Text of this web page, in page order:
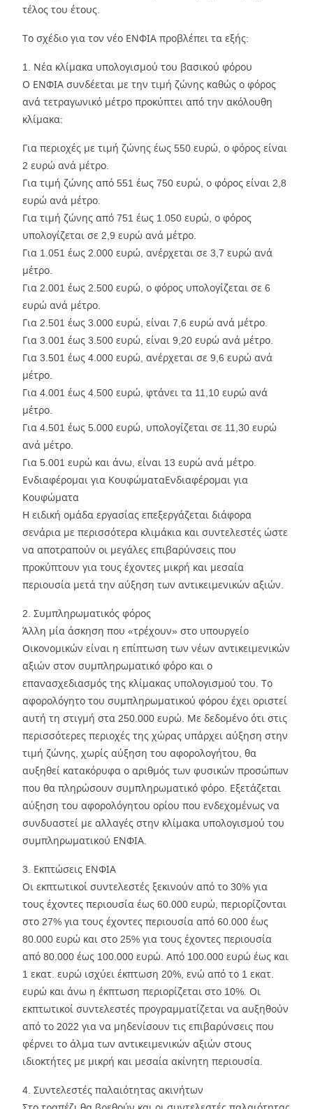
τέλος του έτους.
Το σχέδιο για τον νέο ΕΝΦΙΑ προβλέπει τα εξής:
1. Νέα κλίμακα υπολογισμού του βασικού φόρου
Ο ΕΝΦΙΑ συνδέεται με την τιμή ζώνης καθώς ο φόρος
ανά τετραγωνικό μέτρο προκύπτει από την ακόλουθη
κλίμακα:
Για περιοχές με τιμή ζώνης έως 550 ευρώ, ο φόρος είναι
2 ευρώ ανά μέτρο.
Για τιμή ζώνης από 551 έως 750 ευρώ, ο φόρος είναι 2,8
ευρώ ανά μέτρο.
Για τιμή ζώνης από 751 έως 1.050 ευρώ, ο φόρος
υπολογίζεται σε 2,9 ευρώ ανά μέτρο.
Για 1.051 έως 2.000 ευρώ, ανέρχεται σε 3,7 ευρώ ανά
μέτρο.
Για 2.001 έως 2.500 ευρώ, ο φόρος υπολογίζεται σε 6
ευρώ ανά μέτρο.
Για 2.501 έως 3.000 ευρώ, είναι 7,6 ευρώ ανά μέτρο.
Για 3.001 έως 3.500 ευρώ, είναι 9,20 ευρώ ανά μέτρο.
Για 3.501 έως 4.000 ευρώ, ανέρχεται σε 9,6 ευρώ ανά
μέτρο.
Για 4.001 έως 4.500 ευρώ, φτάνει τα 11,10 ευρώ ανά
μέτρο.
Για 4.501 έως 5.000 ευρώ, υπολογίζεται σε 11,30 ευρώ
ανά μέτρο.
Για 5.001 ευρώ και άνω, είναι 13 ευρώ ανά μέτρο.
Ενδιαφέρομαι για ΚουφώματαΕνδιαφέρομαι για
Κουφώματα
Η ειδική ομάδα εργασίας επεξεργάζεται διάφορα
σενάρια με περισσότερα κλιμάκια και συντελεστές ώστε
να αποτραπούν οι μεγάλες επιβαρύνσεις που
προκύπτουν για τους έχοντες μικρή και μεσαία
περιουσία μετά την αύξηση των αντικειμενικών αξιών.
2. Συμπληρωματικός φόρος
Άλλη μία άσκηση που «τρέχουν» στο υπουργείο
Οικονομικών είναι η επίπτωση των νέων αντικειμενικών
αξιών στον συμπληρωματικό φόρο και ο
επανασχεδιασμός της κλίμακας υπολογισμού του. Το
αφορολόγητο του συμπληρωματικού φόρου έχει οριστεί
αυτή τη στιγμή στα 250.000 ευρώ. Με δεδομένο ότι στις
περισσότερες περιοχές της χώρας υπάρχει αύξηση στην
τιμή ζώνης, χωρίς αύξηση του αφορολογήτου, θα
αυξηθεί κατακόρυφα ο αριθμός των φυσικών προσώπων
που θα πληρώσουν συμπληρωματικό φόρο. Εξετάζεται
αύξηση του αφορολόγητου ορίου που ενδεχομένως να
συνδυαστεί με αλλαγές στην κλίμακα υπολογισμού του
συμπληρωματικού ΕΝΦΙΑ.
3. Εκπτώσεις ΕΝΦΙΑ
Οι εκπτωτικοί συντελεστές ξεκινούν από το 30% για
τους έχοντες περιουσία έως 60.000 ευρώ, περιορίζονται
στο 27% για τους έχοντες περιουσία από 60.000 έως
80.000 ευρώ και στο 25% για τους έχοντες περιουσία
από 80.000 έως 100.000 ευρώ. Από 100.000 ευρώ έως και
1 εκατ. ευρώ ισχύει έκπτωση 20%, ενώ από το 1 εκατ.
ευρώ και άνω η έκπτωση περιορίζεται στο 10%. Οι
εκπτωτικοί συντελεστές προγραμματίζεται να αυξηθούν
από το 2022 για να μηδενίσουν τις επιβαρύνσεις που
φέρνει το άλμα των αντικειμενικών αξιών στους
ιδιοκτήτες με μικρή και μεσαία ακίνητη περιουσία.
4. Συντελεστές παλαιότητας ακινήτων